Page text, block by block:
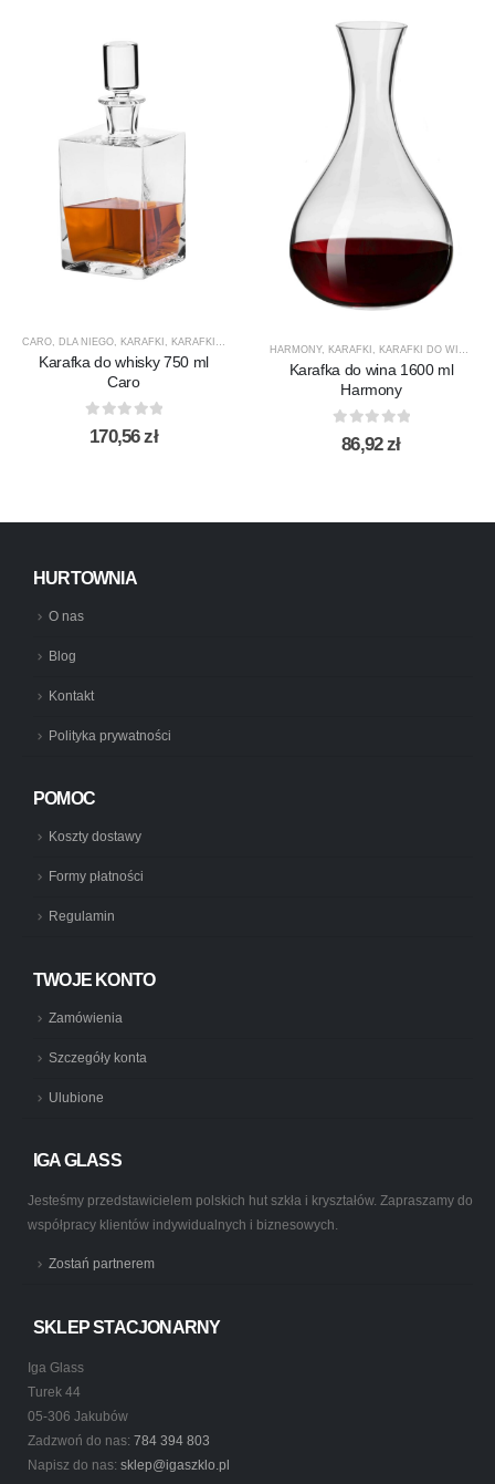
CARO DLA NIEGO KARAFKI KARAFKI DO WHISKY
Karafka do whisky 750 ml
Caro
0out of 5
170,56zł
HARMONY, KARAFKI KARAFKI DO WINA
Karafka do wina 1600 ml
Harmony
out of 5
86,92zł
HURTOWNIA
O nas
Blog
Kontakt
Polityka prywatności
POMOC
Koszty dostawy
Formy płatności
Regulamin
TWOJE KONTO
Zamówienia
Szczegóły konta
Ulubione
IGA GLASS
Jesteśmy przedstawicielem polskich hut szkła i kryształów. Zapraszamy do
współpracy klientów indywidualnych i biznesowych.
Zostań partnerem
SKLEP STACJONARNY
Iga Glass
Turek 44
05-306 Jakubów
Zadzwoń do nas: 784 394 803
Napisz do nas: sklep@igaszklo.pl